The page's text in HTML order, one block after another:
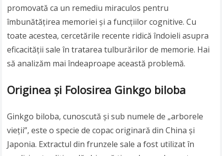
promovată ca un remediu miraculos pentru
îmbunătățirea memoriei și a funcțiilor cognitive. Cu
toate acestea, cercetările recente ridică îndoieli asupra
eficacității sale în tratarea tulburărilor de memorie. Hai
să analizăm mai îndeaproape această problemă.
Originea și Folosirea Ginkgo biloba
Ginkgo biloba, cunoscută și sub numele de „arborele
vieții”, este o specie de copac originară din China și
Japonia. Extractul din frunzele sale a fost utilizat în